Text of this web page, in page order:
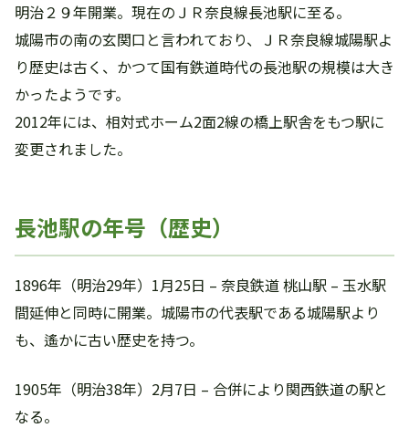
明治２９年開業。現在のＪＲ奈良線長池駅に至る。
城陽市の南の玄関口と言われており、ＪＲ奈良線城陽駅よ
り歴史は古く、かつて国有鉄道時代の長池駅の規模は大き
かったようです。
2012年には、相対式ホーム2面2線の橋上駅舎をもつ駅に
変更されました。
長池駅の年号（歴史）
1896年（明治29年）1月25日 – 奈良鉄道 桃山駅 – 玉水駅
間延伸と同時に開業。城陽市の代表駅である城陽駅より
も、遙かに古い歴史を持つ。
1905年（明治38年）2月7日 – 合併により関西鉄道の駅と
なる。